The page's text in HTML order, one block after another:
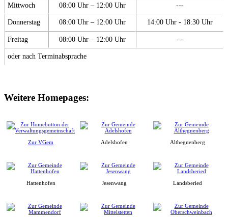
Mittwoch 08:00 Uhr – 12:00 Uhr ---
Donnerstag 08:00 Uhr – 12:00 Uhr 14:00 Uhr - 18:30 Uhr
Freitag 08:00 Uhr – 12:00 Uhr ---
oder nach Terminabsprache
Weitere Homepages:
Zur VGem Adelshofen Althegnenberg
Hattenhofen Jesenwang Landsberied